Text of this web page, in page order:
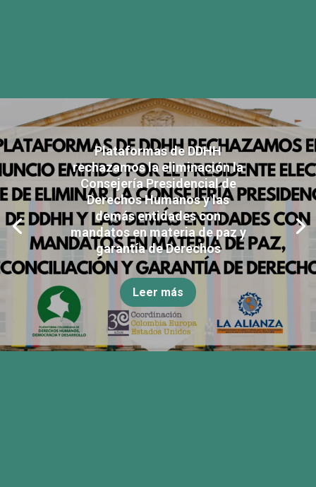
Plataformas de DDHH
rechazamos la eliminación la
Consejería Presidencial de
Derechos Humanos y las
demás entidades con
mandatos en materia de paz y
garantía de Derechos
Leer más